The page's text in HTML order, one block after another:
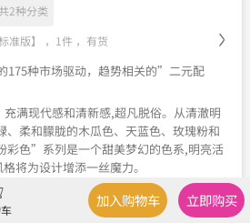
2种分类
准版】 ，1件 ， 有货
175种市场驱动，趋势相关的”二元配
满现代感和清新感,超凡脱俗。从清澈明
、柔和朦胧的木瓜色、天蓝色、玫瑰粉和
色”系列是一个甜美梦幻的色系,明亮活
将为设计增添一丝魔力。
基本原理,突出介乎黑白之间的各种细微
显示,这些灰色、暖色和冷色的色调和色
加入购物车 立即购买